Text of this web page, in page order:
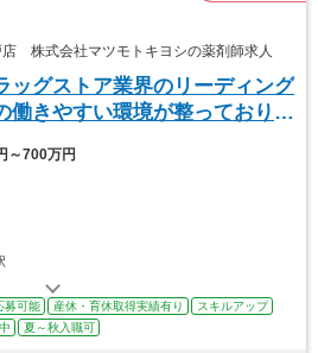
株式会社マツモトキヨシの薬剤師求人
ッグストア業界のリーディング
働きやすい環境が整っておりま
～700万円
募可能 産休・育休取得実績有り
スキルアップ
夏～秋入職可